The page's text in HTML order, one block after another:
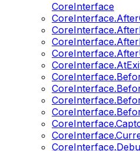
CoreInterface